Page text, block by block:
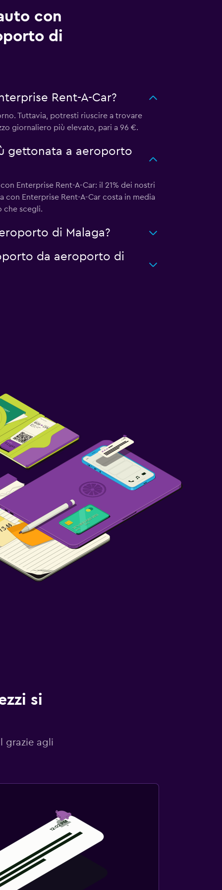
con
di
Rent-A-Car?
Tuttavia, potresti riuscire a trovare
giornaliero più elevato, pari a 96 €.
gettonata a aeroporto
Enterprise Rent-A-Car: il 21% dei nostri
Enterprise Rent-A-Car costa in media
che scegli.
di Malaga?
da aeroporto di
si
grazie agli